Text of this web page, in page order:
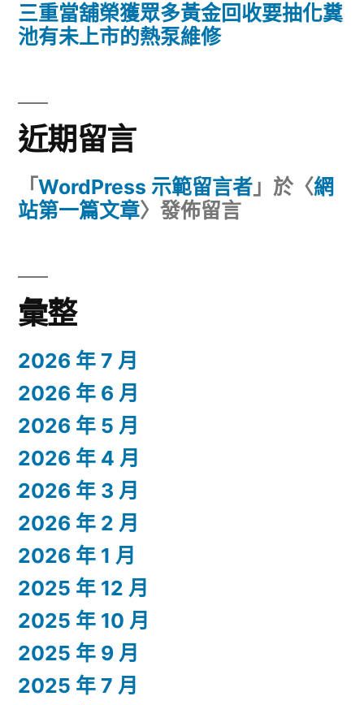
三重當舖榮獲眾多黃金回收要抽化糞
池有未上市的熱泵維修
近期留言
「 WordPress 示範留言者 」於〈網
站第一篇文章〉發佈留言
彙整
2026 年 7 月
2026 年 6 月
2026 年 5 月
2026 年 4 月
2026 年 3 月
2026 年 2 月
2026 年 1 月
2025 年 12 月
2025 年 10 月
2025 年 9 月
2025 年 7 月